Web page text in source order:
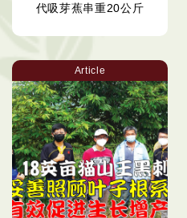
代吸芽蕉串重20公斤
Article